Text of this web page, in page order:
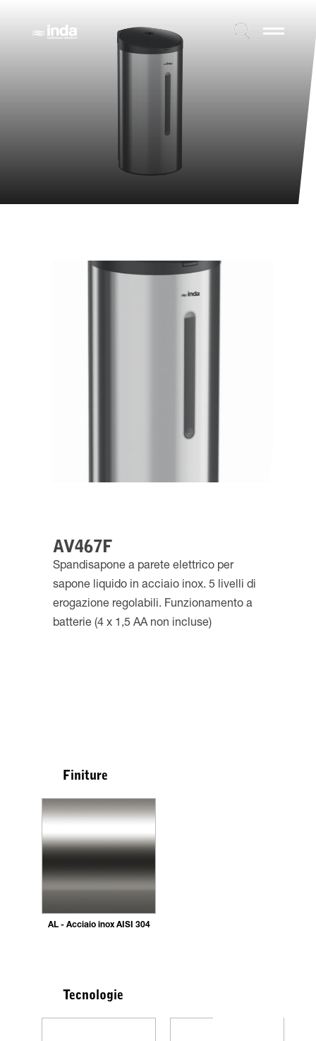
AV467F
Spandisapone a parete elettrico per
sapone liquido in acciaio inox. 5 livelli di
erogazione regolabili. Funzionamento a
batterie (4 x 1,5 AA non incluse)
Finiture
AL - Acciaio inox AISI 304
Tecnologie